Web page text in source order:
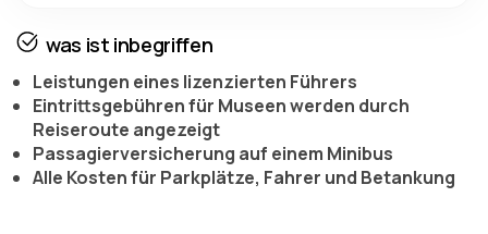
was ist inbegriffen
Leistungen eines lizenzierten Führers
Eintrittsgebühren für Museen werden durch
Reiseroute angezeigt
Passagierversicherung auf einem Minibus
Alle Kosten für Parkplätze, Fahrer und Betankung